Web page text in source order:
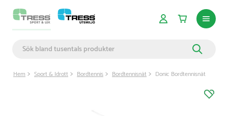
Hem Sport & Idrott Bordtennis Bordtennisnät Donic Bordtennisnät